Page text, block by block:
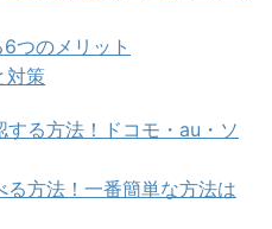
つのメリット
対策
る方法！ドコモ・au・ソ
方法！一番簡単な方法は